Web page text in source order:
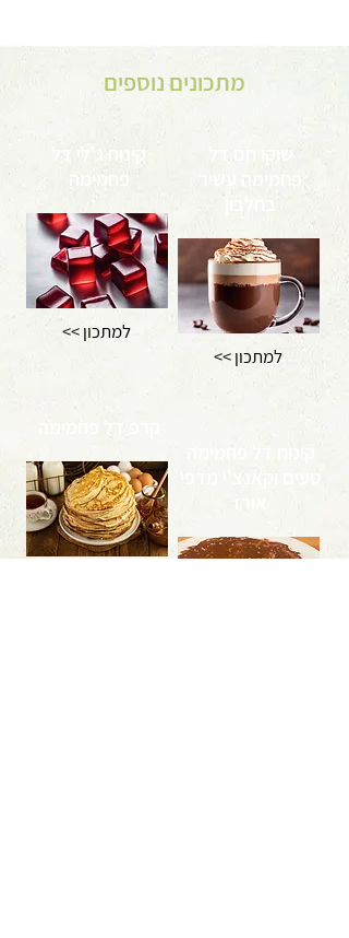
מתכונים נוספים
שוקו חם דל
פחמימה עשיר
בחלבון
<< למתכון
קינוח דל פחמימה
טעים וקאנצ'י מדפי
אורז
קינוח ג'לי דל
פחמימה
<< למתכון
קרפ דל פחמימה